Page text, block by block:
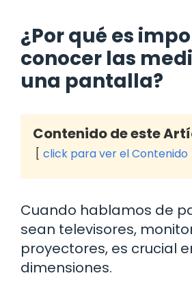
¿Por qué es
conocer las
una pantalla?
Contenido de este
click para ver el Contenido
Cuando hablamos de
sean televisores,
proyectores, es crucial
dimensiones.